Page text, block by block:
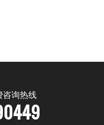
咨询热线